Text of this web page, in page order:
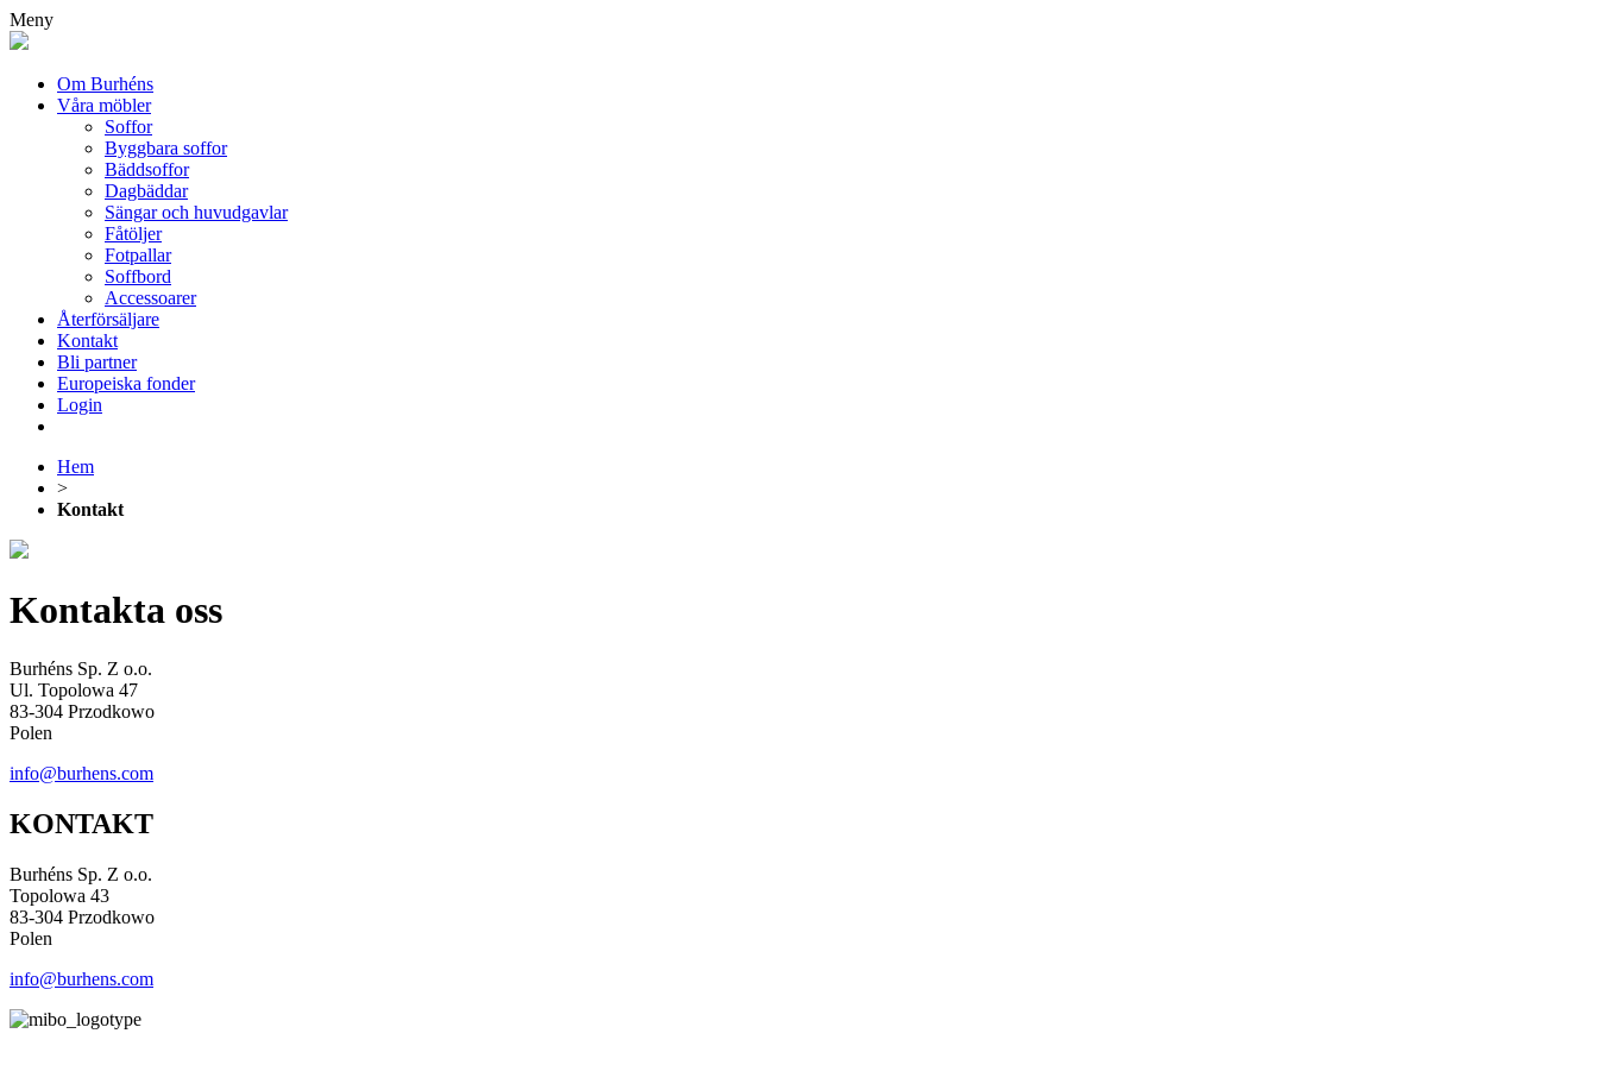
Meny
Om Burhéns
Våra möbler
Soffor
Byggbara soffor
Bäddsoffor
Dagbäddar
Sängar och huvudgavlar
Fåtöljer
Fotpallar
Soffbord
Accessoarer
Återförsäljare
Kontakt
Bli partner
Europeiska fonder
Login
Hem
>
Kontakt
Kontakta oss
Burhéns Sp. Z o.o.
Ul. Topolowa 47
83-304 Przodkowo
Polen
info@burhens.com
KONTAKT
Burhéns Sp. Z o.o.
Topolowa 43
83-304 Przodkowo
Polen
info@burhens.com